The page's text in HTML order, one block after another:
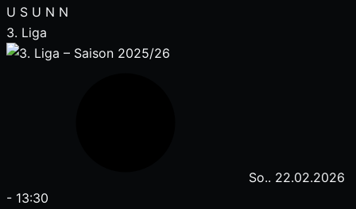
U S U N N
3. Liga
So.. 22.02.2026
- 13:30